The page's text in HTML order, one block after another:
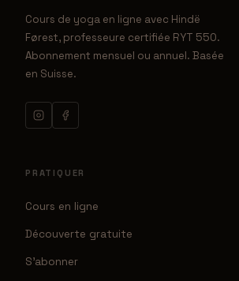
Cours de yoga en ligne avec Hindë
Førest, professeure certifiée RYT 550.
Abonnement mensuel ou annuel. Basée
en Suisse.
PRATIQUER
Cours en ligne
Découverte gratuite
S'abonner